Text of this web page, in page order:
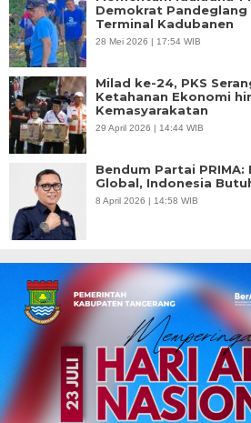
Demokrat Pandeglang
Terminal Kadubanen
28 Mei 2026 | 17:54 WIB
Milad ke-24, PKS
Ketahanan Ekonomi
Kemasyarakatan
29 April 2026 | 14:44 WIB
Bendum Partai PRIMA:
Global, Indonesia
8 April 2026 | 14:58 WIB